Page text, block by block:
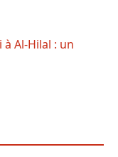
Al-Hilal : un